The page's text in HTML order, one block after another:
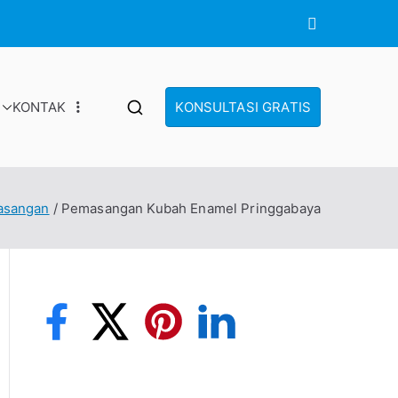
KONTAK KONSULTASI GRATIS
Pemasangan Kubah Enamel Pringgabaya